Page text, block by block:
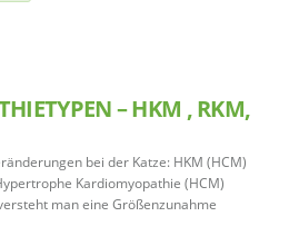
– HKM , RKM,
bei der Katze: HKM (HCM)
Kardiomyopathie (HCM)
man eine Größenzunahme